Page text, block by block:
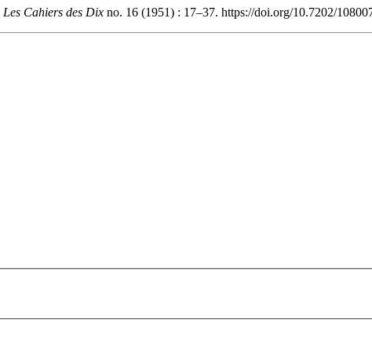
Les Cahiers des Dix no. 16 (1951) : 17–37. https://doi.org/10.7202/